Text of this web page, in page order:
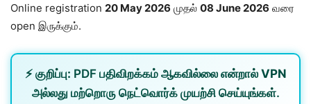
Online registration 20 May 2026 முதல் 08 June 2026 வரை
open இருக்கும்.
⚡ குறிப்பு: PDF பதிவிறக்கம் ஆகவில்லை என்றால் VPN
அல்லது மற்றொரு நெட்வொர்க்முயற்சி செய்யுங்கள்.